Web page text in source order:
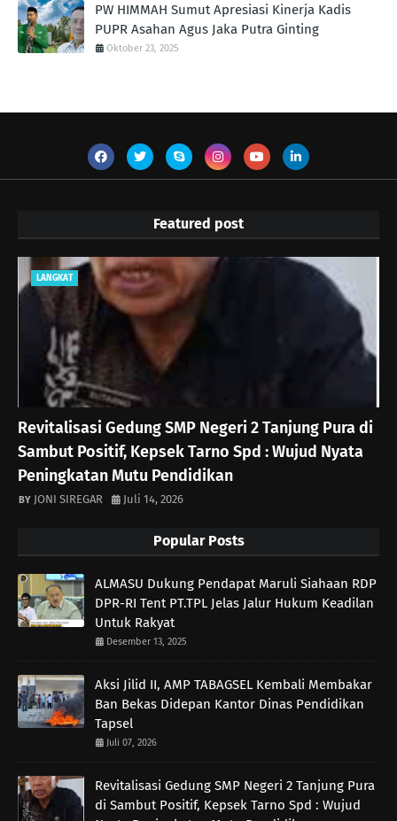
PW HIMMAH Sumut Apresiasi Kinerja Kadis
PUPR Asahan Agus Jaka Putra Ginting ‎
Oktober 23, 2025
Featured post
LANGKAT
Revitalisasi Gedung SMP Negeri 2 Tanjung Pura di
Sambut Positif, Kepsek Tarno Spd : Wujud Nyata
Peningkatan Mutu Pendidikan
JONI SIREGAR Juli 14, 2026
Popular Posts
ALMASU Dukung Pendapat Maruli Siahaan RDP
DPR-RI Tent PT.TPL Jelas Jalur Hukum Keadilan
Untuk Rakyat
Desember 13, 2025
Aksi Jilid II, AMP TABAGSEL Kembali Membakar
Ban Bekas Didepan Kantor Dinas Pendidikan
Tapsel
Juli 07, 2026
Revitalisasi Gedung SMP Negeri 2 Tanjung Pura
di Sambut Positif, Kepsek Tarno Spd : Wujud